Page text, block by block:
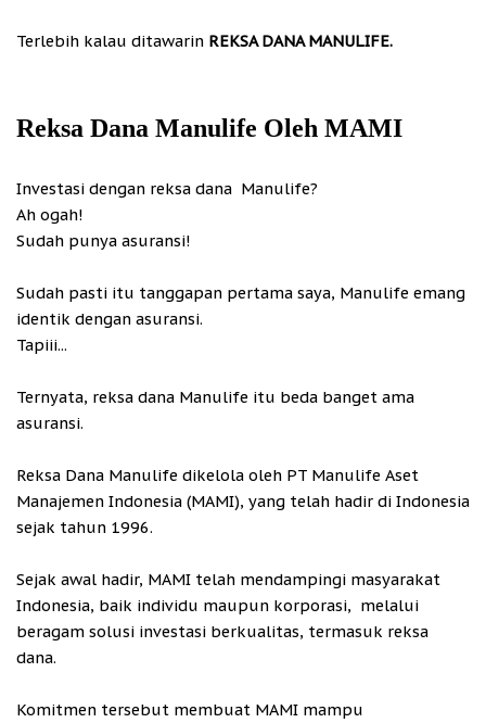
Terlebih kalau ditawarin REKSA DANA MANULIFE.
Reksa Dana Manulife Oleh MAMI
Investasi dengan reksa dana Manulife?
Ah ogah!
Sudah punya asuransi!
Sudah pasti itu tanggapan pertama saya, Manulife emang
identik dengan asuransi.
Tapiii...
Ternyata, reksa dana Manulife itu beda banget ama
asuransi.
Reksa Dana Manulife dikelola oleh PT Manulife Aset
Manajemen Indonesia (MAMI), yang telah hadir di Indonesia
sejak tahun 1996.
Sejak awal hadir, MAMI telah mendampingi masyarakat
Indonesia, baik individu maupun korporasi, melalui
beragam solusi investasi berkualitas, termasuk reksa
dana.
Komitmen tersebut membuat MAMI mampu